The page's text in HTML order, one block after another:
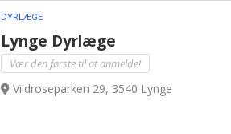
DYRLÆGE
Lynge Dyrlæge
Vær den første til at anmelde!
Vildroseparken 29, 3540 Lynge